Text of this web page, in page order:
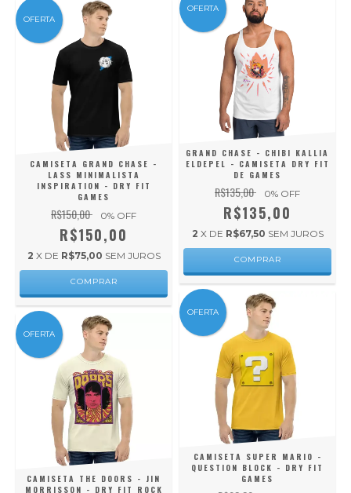
OFERTA
CAMISETA GRAND CHASE -
LASS MINIMALISTA
INSPIRATION - DRY FIT
GAMES
R$150,00 0% OFF
R$150,00
2 X DE R$75,00 SEM JUROS
COMPRAR
OFERTA
GRAND CHASE - CHIBI KALLIA
ELDEPEL - CAMISETA DRY FIT
DE GAMES
R$135,00 0% OFF
R$135,00
2 X DE R$67,50 SEM JUROS
COMPRAR
OFERTA
CAMISETA THE DOORS - JIN
MORRISSON - DRY FIT ROCK
OFERTA
CAMISETA SUPER MARIO -
QUESTION BLOCK - DRY FIT
GAMES